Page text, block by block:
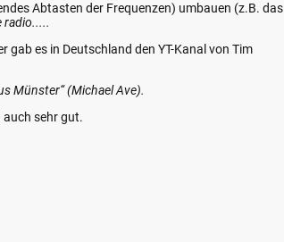
Abtasten der Frequenzen) umbauen (z.B. das
radio.....
gab es in Deutschland den YT-Kanal von Tim
Münster“ (Michael Ave).
sehr gut.